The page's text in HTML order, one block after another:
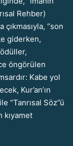
Rehber)
çıkmasıyla, “son
giderken,
öngörülen
Kabe yol
Kur’an’ın
“Tanrısal Söz”ü
kıyamet